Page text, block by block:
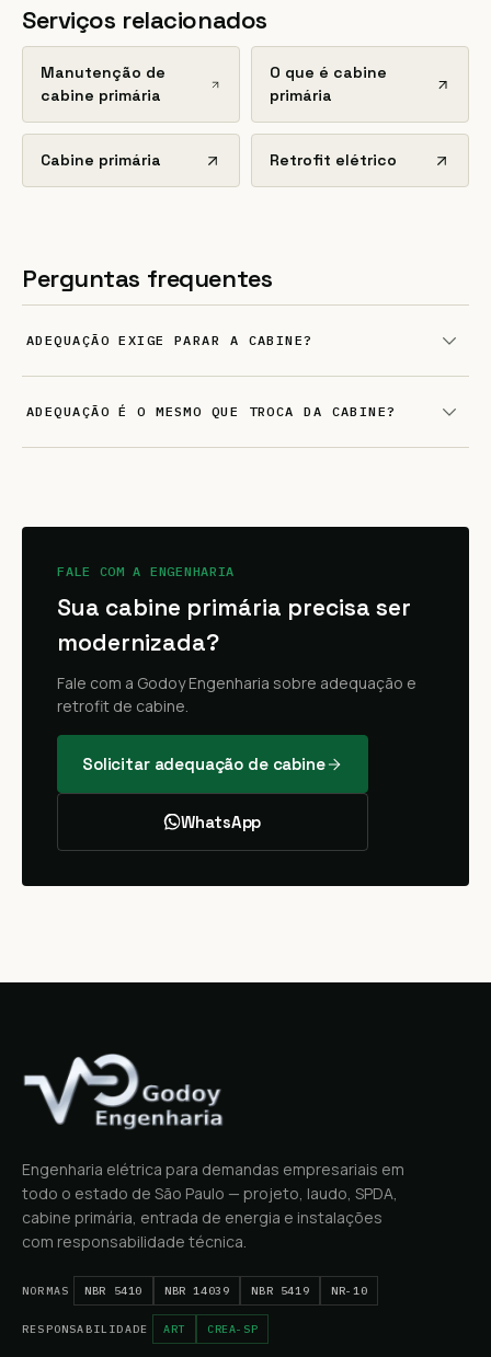
Serviços relacionados
Manutenção de
cabine primária
O que é cabine
primária
Cabine primária Retrofit elétrico
Perguntas frequentes
ADEQUAÇÃO EXIGE PARAR A CABINE?
ADEQUAÇÃO É O MESMO QUE TROCA DA CABINE?
FALE COM A ENGENHARIA
Sua cabine primária precisa ser
modernizada?
Fale com a Godoy Engenharia sobre adequação e
retrofit de cabine.
Solicitar adequação de cabine
WhatsApp
Engenharia elétrica para demandas empresariais em
todo o estado de São Paulo — projeto, laudo, SPDA,
cabine primária, entrada de energia e instalações
com responsabilidade técnica.
NORMAS NBR 5410 NBR 14039 NBR 5419 NR-10
RESPONSABILIDADE ART CREA-SP